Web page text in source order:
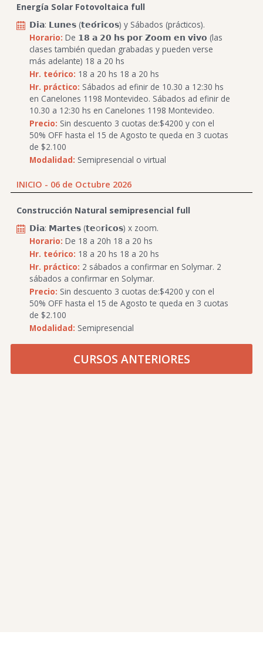
Energía Solar Fotovoltaica full
𝗗𝗶𝗮: 𝗟𝘂𝗻𝗲𝘀 (𝘁𝗲𝗼́𝗿𝗶𝗰𝗼𝘀) y Sábados (prácticos).
Horario: De 𝟭𝟴 𝗮 𝟮𝟬 𝗵𝘀 𝗽𝗼𝗿 𝗭𝗼𝗼𝗺 𝗲𝗻 𝘃𝗶𝘃𝗼 (las
clases también quedan grabadas y pueden verse
más adelante) 18 a 20 hs
Hr. teórico: 18 a 20 hs 18 a 20 hs
Hr. práctico: Sábados ad efinir de 10.30 a 12:30 hs
en Canelones 1198 Montevideo. Sábados ad efinir de
10.30 a 12:30 hs en Canelones 1198 Montevideo.
Precio: Sin descuento 3 cuotas de:$4200 y con el
50% OFF hasta el 15 de Agosto te queda en 3 cuotas
de $2.100
Modalidad: Semipresencial o virtual
INICIO - 06 de Octubre 2026
Construcción Natural semipresencial full
𝗗𝗶𝗮: 𝗠𝗮𝗿𝘁𝗲𝘀 (𝘁𝗲o𝗿𝗶𝗰𝗼𝘀) x zoom.
Horario: De 18 a 20h 18 a 20 hs
Hr. teórico: 18 a 20 hs 18 a 20 hs
Hr. práctico: 2 sábados a confirmar en Solymar. 2
sábados a confirmar en Solymar.
Precio: Sin descuento 3 cuotas de:$4200 y con el
50% OFF hasta el 15 de Agosto te queda en 3 cuotas
de $2.100
Modalidad: Semipresencial
CURSOS ANTERIORES